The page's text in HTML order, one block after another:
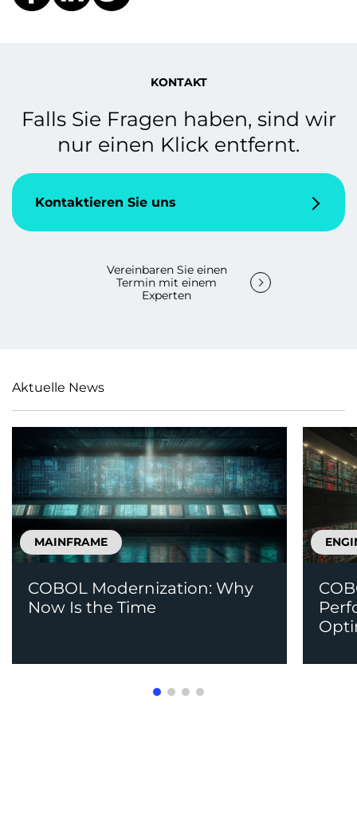
KONTAKT
Falls Sie Fragen haben, sind wir
nur einen Klick entfernt.
Kontaktieren Sie uns
Vereinbaren Sie einen
Termin mit einem
Experten
Aktuelle News
MAINFRAME
COBOL Modernization: Why
Now Is the Time